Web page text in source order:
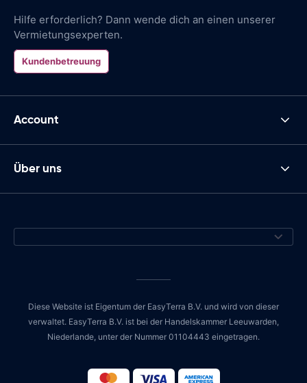
Hilfe erforderlich? Dann wende dich an einen unserer
Vermietungsexperten.
Kundenbetreuung
Account
Über uns
Diese Website ist Eigentum der EasyTerra B.V. und wird von dieser
verwaltet. EasyTerra B.V. ist bei der Handelskammer Leeuwarden,
Niederlande, unter der Nummer 01104443 eingetragen.